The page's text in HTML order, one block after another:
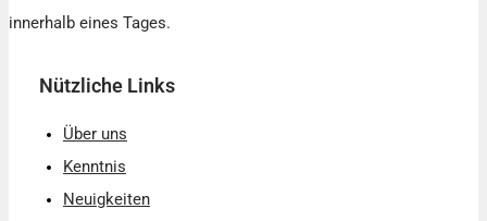
innerhalb eines Tages.
Nützliche Links
Über uns
Kenntnis
Neuigkeiten